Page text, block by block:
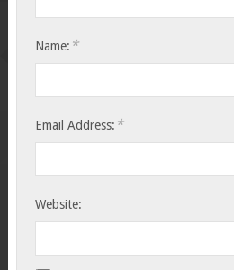
Name: *
Email Address: *
Website: